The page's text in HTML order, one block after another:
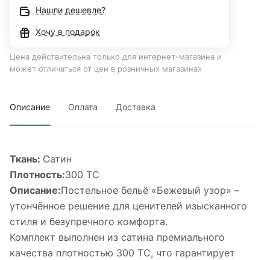
Нашли дешевле?
Хочу в подарок
Цена действительна только для интернет-магазина и
может отличаться от цен в розничных магазинах
Описание Оплата Доставка
Ткань: Сатин
Плотность:300 ТС
Описание:Постельное бельё «Бежевый узор» –
утончённое решение для ценителей изысканного
стиля и безупречного комфорта.
Комплект выполнен из сатина премиального
качества плотностью 300 TC, что гарантирует